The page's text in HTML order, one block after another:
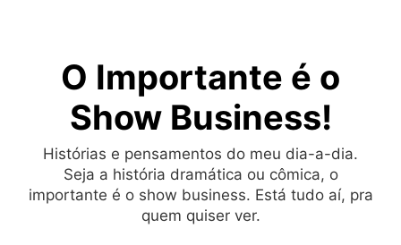
O Importante é o
Show Business!
Histórias e pensamentos do meu dia-a-dia.
Seja a história dramática ou cômica, o
importante é o show business. Está tudo aí, pra
quem quiser ver.